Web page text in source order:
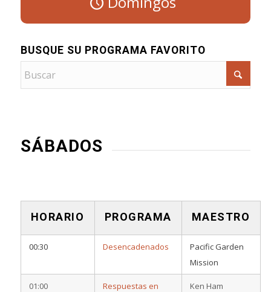
BUSQUE SU PROGRAMA FAVORITO
SÁBADOS
HORARIO PROGRAMA MAESTRO
00:30 Desencadenados
Pacific Garden
Mission
01:00
Respuestas en
Ken Ham